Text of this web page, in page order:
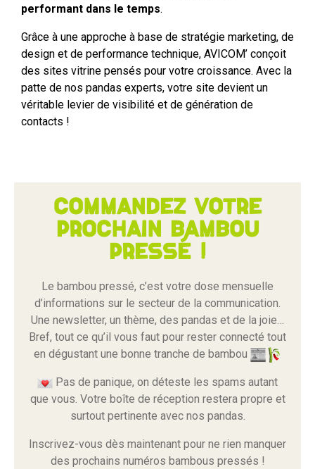
performant dans le temps.
Grâce à une approche à base de stratégie marketing, de
design et de performance technique, AVICOM’ conçoit
des sites vitrine pensés pour votre croissance. Avec la
patte de nos pandas experts, votre site devient un
véritable levier de visibilité et de génération de
contacts !
Commandez votre
prochain bambou
pressé !
Le bambou pressé, c’est votre dose mensuelle
d’informations sur le secteur de la communication.
Une newsletter, un thème, des pandas et de la joie…
Bref, tout ce qu’il vous faut pour rester connecté tout
en dégustant une bonne tranche de bambou
Pas de panique, on déteste les spams autant
que vous. Votre boîte de réception restera propre et
surtout pertinente avec nos pandas.
Inscrivez-vous dès maintenant pour ne rien manquer
des prochains numéros bambous pressés !